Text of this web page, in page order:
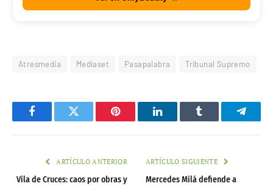
Atresmedia Mediaset Pasapalabra Tribunal Supremo
FacebookTwitter Pinterest LinkedInTumblr
ARTÍCULO ANTERIOR
Vila de Cruces: caos por obras y
ARTÍCULO SIGUIENTE
Mercedes Milá defiende a